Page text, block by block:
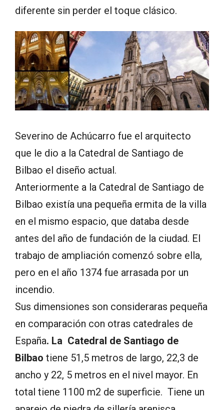
diferente sin perder el toque clásico.
Severino de Achúcarro fue el arquitecto
que le dio a la Catedral de Santiago de
Bilbao el diseño actual.
Anteriormente a la Catedral de Santiago de
Bilbao existía una pequeña ermita de la villa
en el mismo espacio, que databa desde
antes del año de fundación de la ciudad. El
trabajo de ampliación comenzó sobre ella,
pero en el año 1374 fue arrasada por un
incendio.
Sus dimensiones son consideraras pequeña
en comparación con otras catedrales de
España. La Catedral de Santiago de
Bilbao tiene 51,5 metros de largo, 22,3 de
ancho y 22, 5 metros en el nivel mayor. En
total tiene 1100 m2 de superficie. Tiene un